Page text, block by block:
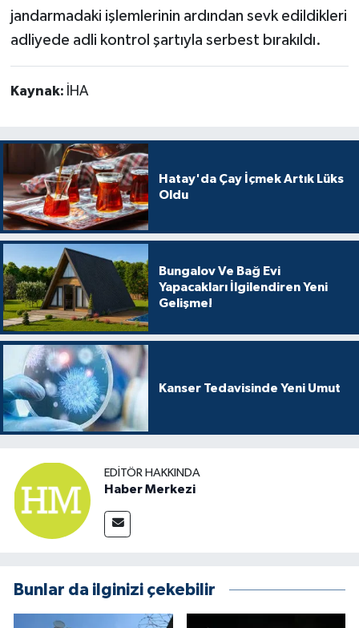
jandarmadaki işlemlerinin ardından sevk edildikleri
adliyede adli kontrol şartıyla serbest bırakıldı.
Kaynak: İHA
Hatay'da Çay İçmek Artık Lüks
Oldu
Bungalov Ve Bağ Evi
Yapacakları İlgilendiren Yeni
Gelişme!
Kanser Tedavisinde Yeni Umut
EDITÖR HAKKINDA
Haber Merkezi
Bunlar da ilginizi çekebilir